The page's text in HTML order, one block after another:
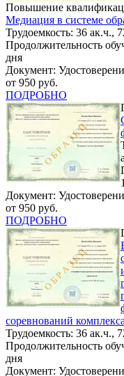
Повышение
Медиация в системе
Трудоемкость: 36 ак.ч.,
Продолжительность
дня
Документ:
от 950 руб.
ПОДРОБНО
Документ:
от 950 руб.
ПОДРОБНО
соревнований
Трудоемкость: 36 ак.ч.,
Продолжительность
дня
Документ: